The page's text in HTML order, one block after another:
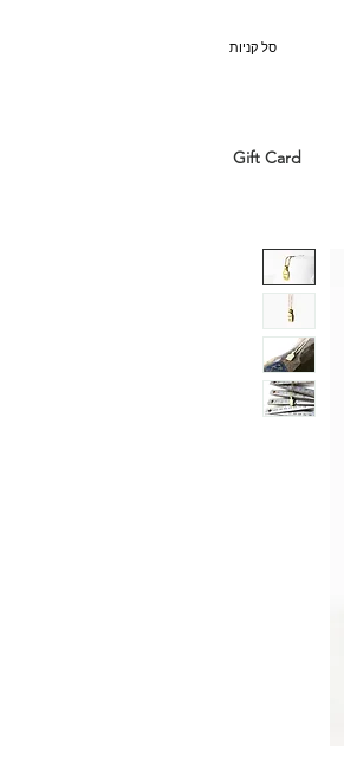
סל קניות
Gift Card